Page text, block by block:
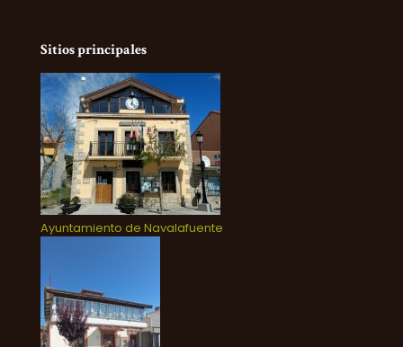
Sitios principales
Ayuntamiento de Navalafuente